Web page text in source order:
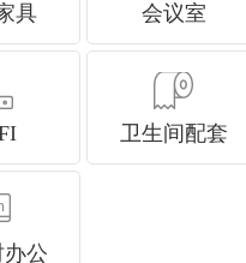
具 会议室
卫生间配套
办公